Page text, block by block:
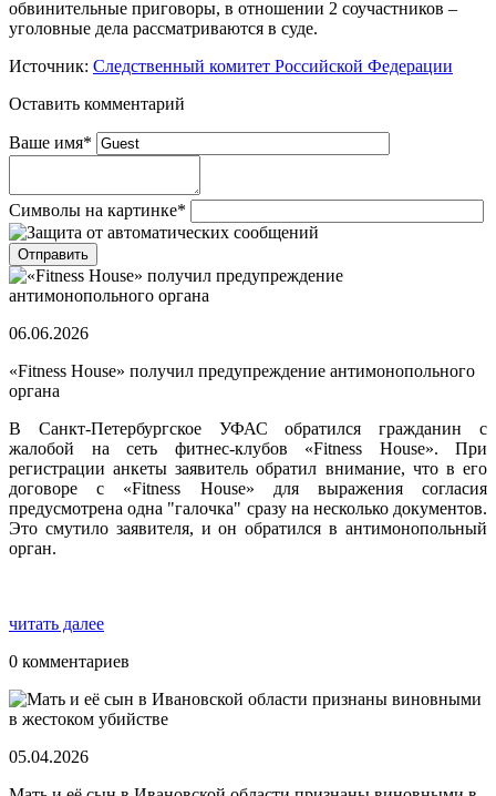
обвинительные приговоры, в отношении 2 соучастников –
уголовные дела рассматриваются в суде.
Источник: Следственный комитет Российской Федерации
Оставить комментарий
Ваше имя*
Символы на картинке*
06.06.2026
«Fitness House» получил предупреждение антимонопольного
органа
В Санкт-Петербургское УФАС обратился гражданин с
жалобой на сеть фитнес-клубов «Fitness House». При
регистрации анкеты заявитель обратил внимание, что в его
договоре с «Fitness House» для выражения согласия
предусмотрена одна "галочка" сразу на несколько документов.
Это смутило заявителя, и он обратился в антимонопольный
орган.
читать далее
0 комментариев
05.04.2026